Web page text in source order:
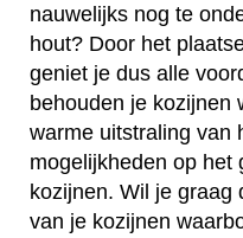
nauwelijks nog te
hout? Door het
geniet je dus alle
behouden je kozijnen
warme uitstraling van
mogelijkheden op het
kozijnen. Wil je graag
van je kozijnen